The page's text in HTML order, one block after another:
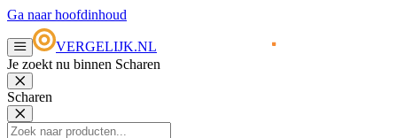
Ga naar hoofdinhoud
VERGELIJK.NL
Je zoekt nu binnen Scharen
Scharen